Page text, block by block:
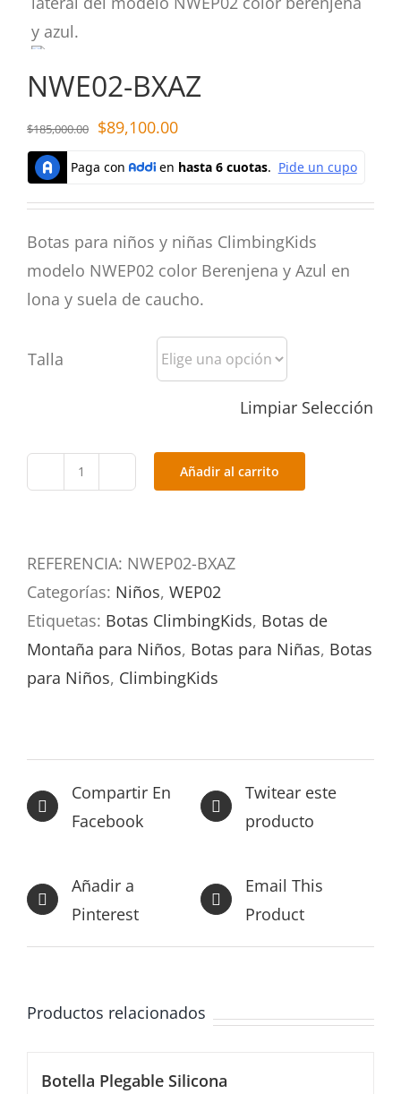
NWE02-BXAZ
$185,000.00 $89,100.00
Botas para niños y niñas ClimbingKids
modelo NWEP02 color Berenjena y Azul en
lona y suela de caucho.
Talla
Limpiar Selección
NWE02-
Añadir al carrito
REFERENCIA: NWEP02-BXAZ
Categorías: Niños, WEP02
Etiquetas: Botas ClimbingKids, Botas de
Montaña para Niños, Botas para Niñas, Botas
para Niños, ClimbingKids
Compartir En
Facebook
Twitear este
producto
Añadir a
Pinterest
Email This
Product
Productos relacionados
Botella Plegable Silicona